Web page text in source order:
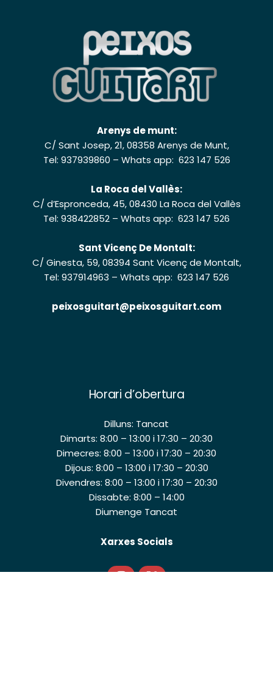
Arenys de munt:
C/ Sant Josep, 21, 08358 Arenys de Munt,
Tel: 937939860 – Whats app: 623 147 526
La Roca del Vallès:
C/ d’Espronceda, 45, 08430 La Roca del Vallès
Tel: 938422852 – Whats app: 623 147 526
Sant Vicenç De Montalt:
C/ Ginesta, 59, 08394 Sant Vicenç de Montalt,
Tel: 937914963 – Whats app: 623 147 526
peixosguitart@peixosguitart.com
Horari d’obertura
Dilluns: Tancat
Dimarts: 8:00 – 13:00 i 17:30 – 20:30
Dimecres: 8:00 – 13:00 i 17:30 – 20:30
Dijous: 8:00 – 13:00 i 17:30 – 20:30
Divendres: 8:00 – 13:00 i 17:30 – 20:30
Dissabte: 8:00 – 14:00
Diumenge Tancat
Xarxes Socials